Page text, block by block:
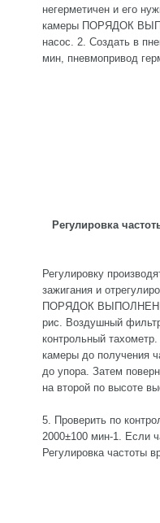
негерметичен и его
камеры ПОРЯДОК
насос. 2. Создать в
мин, пневмопривод
Регулировка
Регулировку
зажигания и
ПОРЯДОК ВЫПОЛНЕНИЯ
рис. Воздушный
контрольный
камеры до получения
до упора. Затем
на второй по высоте
5. Проверить по
2000±100 мин-1. Если
Регулировка частоты